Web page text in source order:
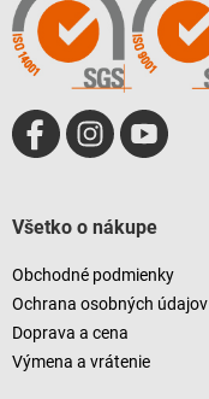
Všetko o nákupe
Obchodné podmienky
Ochrana osobných údajov
Doprava a cena
Výmena a vrátenie